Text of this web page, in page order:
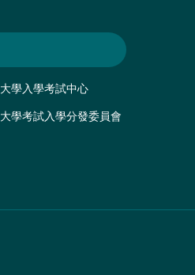
大學入學考試中心
大學考試入學分發委員會